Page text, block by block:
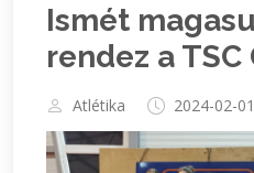
Ismét
rendez a
Atlétika 2024-02-01